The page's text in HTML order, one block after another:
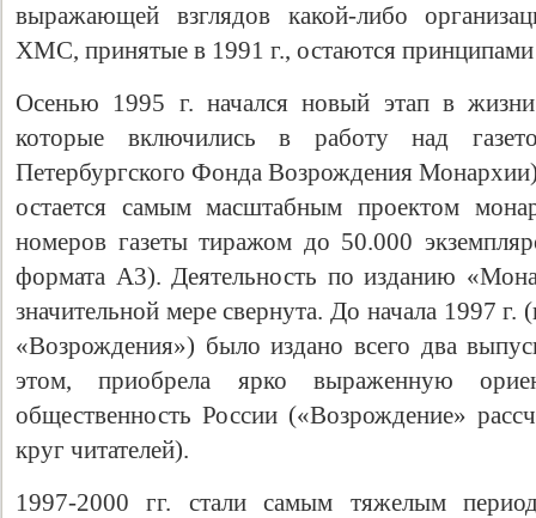
выражающей взглядов какой-либо
ХМС, принятые в 1991 г., остаются принципами
Осенью 1995 г. начался новый этап в
которые включились в работу над
Петербургского Фонда Возрождения
остается самым масштабным проектом
номеров газеты тиражом до 50.000
формата А3). Деятельность по изданию
значительной мере свернута. До начала 1997
«Возрождения») было издано всего два
этом, приобрела ярко выраженную
общественность России («Возрождение»
круг читателей).
1997-2000 гг. стали самым тяжелым